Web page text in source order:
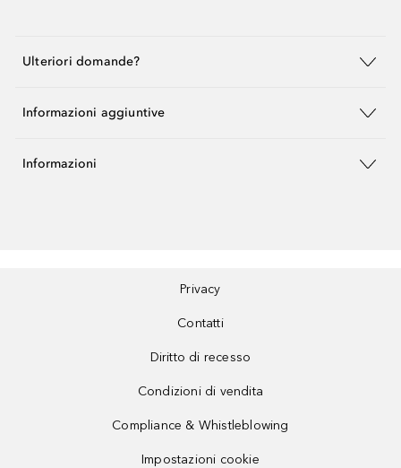
Ulteriori domande?
Informazioni aggiuntive
Informazioni
Privacy
Contatti
Diritto di recesso
Condizioni di vendita
Compliance & Whistleblowing
Impostazioni cookie